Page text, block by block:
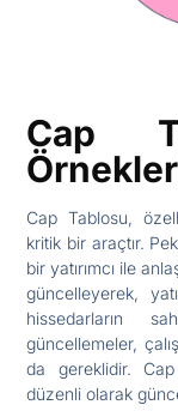
Cap
Cap Tablosu,
kritik bir araçtır.
bir yatırımcı ile
güncelleyerek,
hissedarların
güncellemeler,
da gereklidir.
düzenli olarak